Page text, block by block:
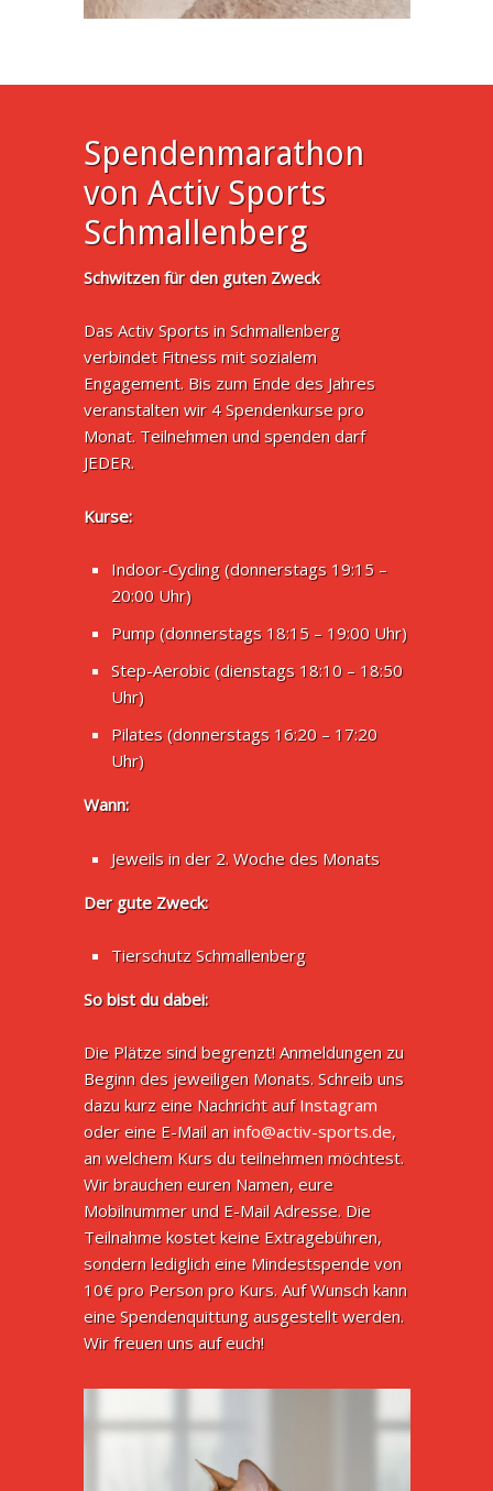
Spendenmarathon
von Activ Sports
Schmallenberg
Schwitzen für den guten Zweck
Das Activ Sports in Schmallenberg
verbindet Fitness mit sozialem
Engagement. Bis zum Ende des Jahres
veranstalten wir 4 Spendenkurse pro
Monat. Teilnehmen und spenden darf
JEDER.
Kurse:
Indoor-Cycling (donnerstags 19:15 –
20:00 Uhr)
Pump (donnerstags 18:15 – 19:00 Uhr)
Step-Aerobic (dienstags 18:10 – 18:50
Uhr)
Pilates (donnerstags 16:20 – 17:20
Uhr)
Wann:
Jeweils in der 2. Woche des Monats
Der gute Zweck:
Tierschutz Schmallenberg
So bist du dabei:
Die Plätze sind begrenzt! Anmeldungen zu
Beginn des jeweiligen Monats. Schreib uns
dazu kurz eine Nachricht aufInstagram
oder eine E-Mail aninfo@activ-sports.de,
an welchem Kurs du teilnehmen möchtest.
Wir brauchen euren Namen, eure
Mobilnummer und E-Mail Adresse. Die
Teilnahme kostet keine Extragebühren,
sondern lediglich eine Mindestspende von
10€ pro Person pro Kurs. Auf Wunsch kann
eine Spendenquittung ausgestellt werden.
Wir freuen uns auf euch!